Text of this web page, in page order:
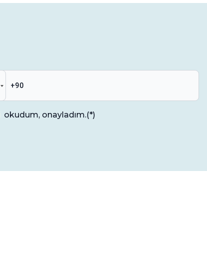
okudum, onayladım.(*)